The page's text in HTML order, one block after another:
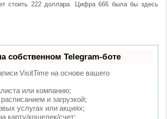
стоить 222 доллара. Цифра 666 была бы здесь
собственном Telegram-боте
VisitTime на основе вашего
или компанию;
и загрузкой;
услугах или акциях;
карту/кошелек/счет;